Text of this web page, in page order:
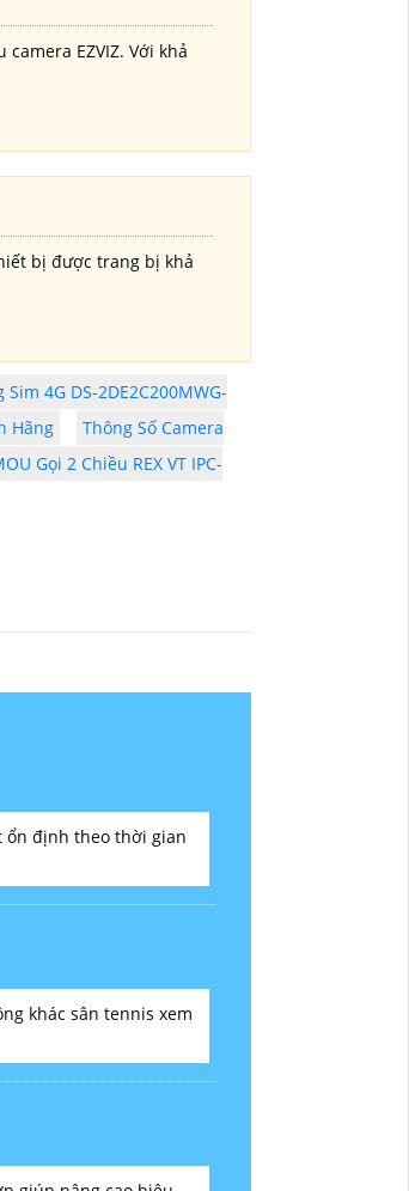
EZVIZ. Với khả
bị được trang bị khả
4G DS-2DE2C200MWG-
Hãng
Thông Số Camera
Gọi 2 Chiều REX VT IPC-
ổn định theo thời gian
khác sân tennis xem